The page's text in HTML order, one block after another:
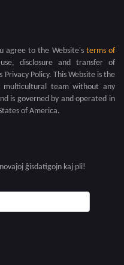
agree to the Website's terms of
disclosure and transfer of
Policy. This Website is the
team without any
is governed by and operated in
of America.
ĝisdatigojn kaj pli!